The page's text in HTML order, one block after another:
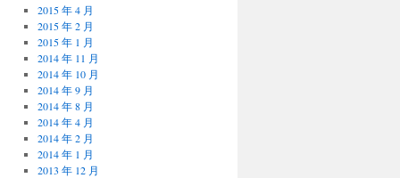
2015 年 4 月
2015 年 2 月
2015 年 1 月
2014 年 11 月
2014 年 10 月
2014 年 9 月
2014 年 8 月
2014 年 4 月
2014 年 2 月
2014 年 1 月
2013 年 12 月